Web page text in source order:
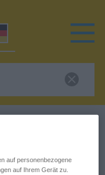
für
auf personenbezogene
auf Ihrem Gerät zu.